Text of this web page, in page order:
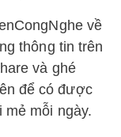
về
thông tin trên
và ghé
để có được
mỗi ngày.